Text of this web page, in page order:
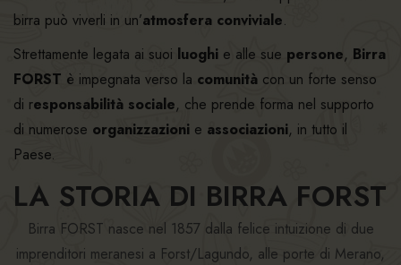
birra può viverli in un’atmosfera conviviale.
Strettamente legata ai suoi luoghi e alle sue persone, Birra
FORST è impegnata verso la comunità con un forte senso
di responsabilità sociale, che prende forma nel supporto
di numerose organizzazioni e associazioni, in tutto il
Paese.
LA STORIA DI BIRRA FORST
Birra FORST nasce nel 1857 dalla felice intuizione di due
imprenditori meranesi a Forst/Lagundo, alle porte di Merano,